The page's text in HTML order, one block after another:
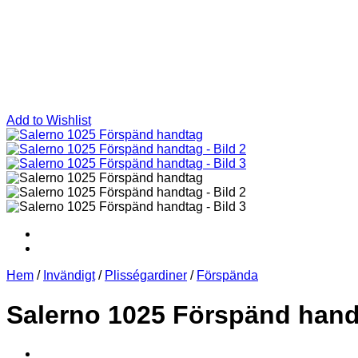
Add to Wishlist
Hem / Invändigt / Plisségardiner / Förspända
Salerno 1025 Förspänd